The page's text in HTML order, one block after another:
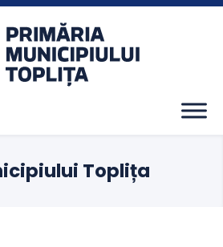
Toplița